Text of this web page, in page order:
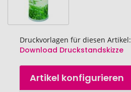
Druckvorlagen für diesen Artikel:
Download Druckstandskizze
Zum
AnfangArtikel konfigurieren